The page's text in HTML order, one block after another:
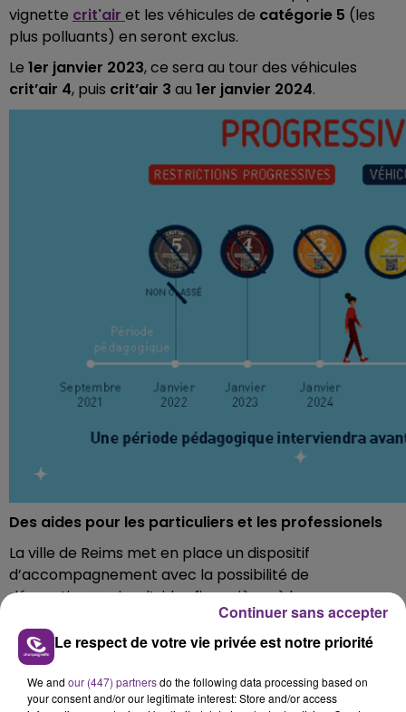
vignette crit'air et les véhicules de catégorie 5 (les
plus polluants) en seront exclus.
Le 1er janvier 2023, ce sera au tour des véhicules
crit’air 4, puis crit’air 3 au 1er janvier 2024.
Des aides pour les particuliers et les professionels
La ville de Reims met en place un dispositif
d’accompagnement avec la possibilité de
dérogations, voire d’aides financières à la
reconversion des véhicules destinés aux
professionnels et aux particuliers.
Le respect de votre vie privée est notre priorité
We and our (447) partnersdo the following data processing based on
your consent and/or our legitimate interest: Store and/or access
Continuer sans accepter